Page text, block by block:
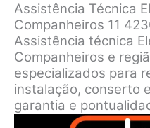
Assistência Técnica
Companheiros 11
Assistência técnica
Companheiros e
especializados para
instalação, conserto
garantia e